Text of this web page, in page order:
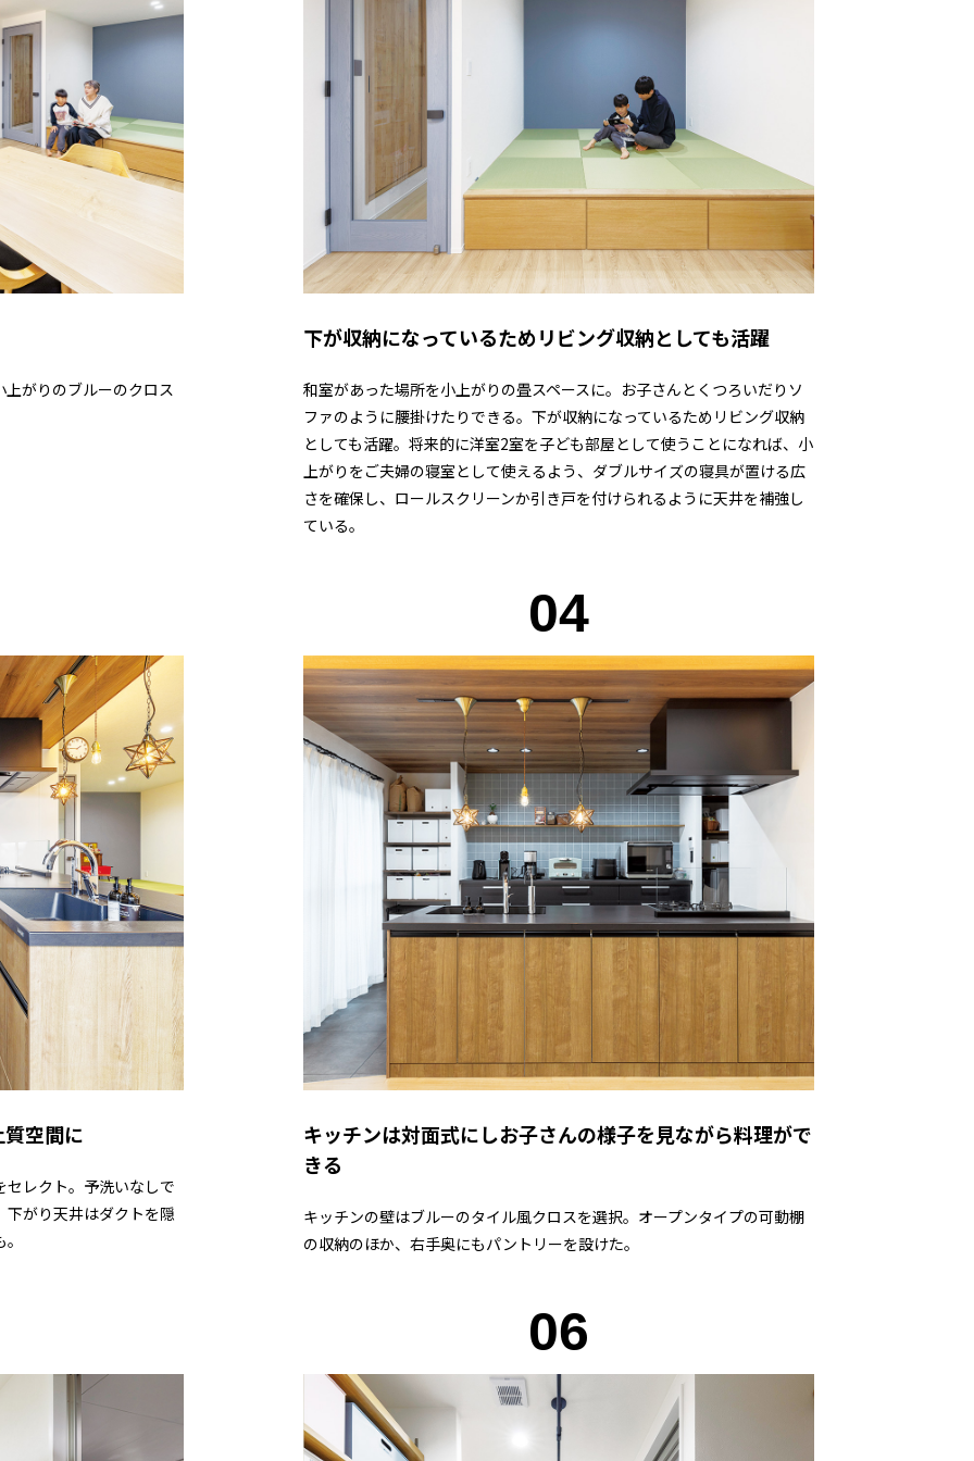
がりのブルーのクロス
下が収納になっているためリビング収納としても活躍
和室があった場所を小上がりの畳スペースに。お子さんとくつろいだりソ
ファのように腰掛けたりできる。下が収納になっているためリビング収納
としても活躍。将来的に洋室2室を子ども部屋として使うことになれば、小
上がりをご夫婦の寝室として使えるよう、ダブルサイズの寝具が置ける広
さを確保し、ロールスクリーンか引き戸を付けられるように天井を補強し
ている。
空間に
レクト。予洗いなしで
がり天井はダクトを隠
04
キッチンは対面式にしお子さんの様子を見ながら料理がで
きる
キッチンの壁はブルーのタイル風クロスを選択。オープンタイプの可動棚
の収納のほか、右手奥にもパントリーを設けた。
06